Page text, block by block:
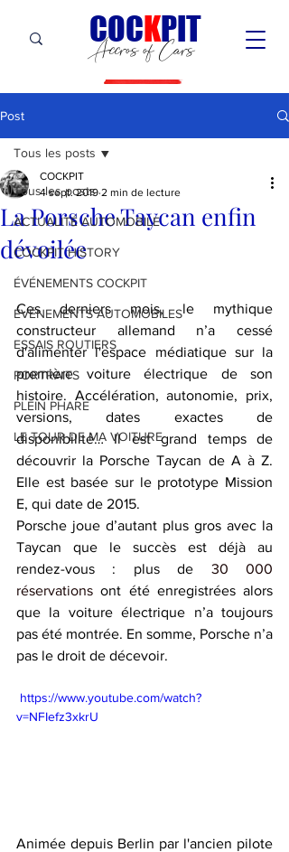
Accros of Cars
COCKPIT
Post
Tous les posts
ACTUALITÉ AUTOMOBILE
COCKPIT HiSTORY
ÉVÉNEMENTS COCKPIT
ÉVÉNEMENTS AUTOMOBILES
ESSAIS ROUTIERS
PORTRAITS
PLEIN PHARE
LE TOUR DE MA VOITURE
Tous les posts
La Porsche Taycan enfin
dévoilée
COCKPIT
4 sept. 2019 2 min de lecture
Ces derniers mois, le mythique
constructeur allemand n’a cessé
d'alimenter l'espace médiatique sur la
première voiture électrique de son
histoire. Accélération, autonomie, prix,
versions, dates exactes de
disponibilité… Il est grand temps de
découvrir la Porsche Taycan de A à Z.
Elle est basée sur le prototype Mission
E, qui date de 2015.
Porsche joue d’autant plus gros avec la
Taycan que le succès est déjà au
rendez-vous : plus de 30 000
réservations ont été enregistrées alors
que la voiture électrique n’a toujours
pas été montrée. En somme, Porsche n’a
pas le droit de décevoir.
v=NFIefz3xkrU
Animée depuis Berlin par l'ancien pilote